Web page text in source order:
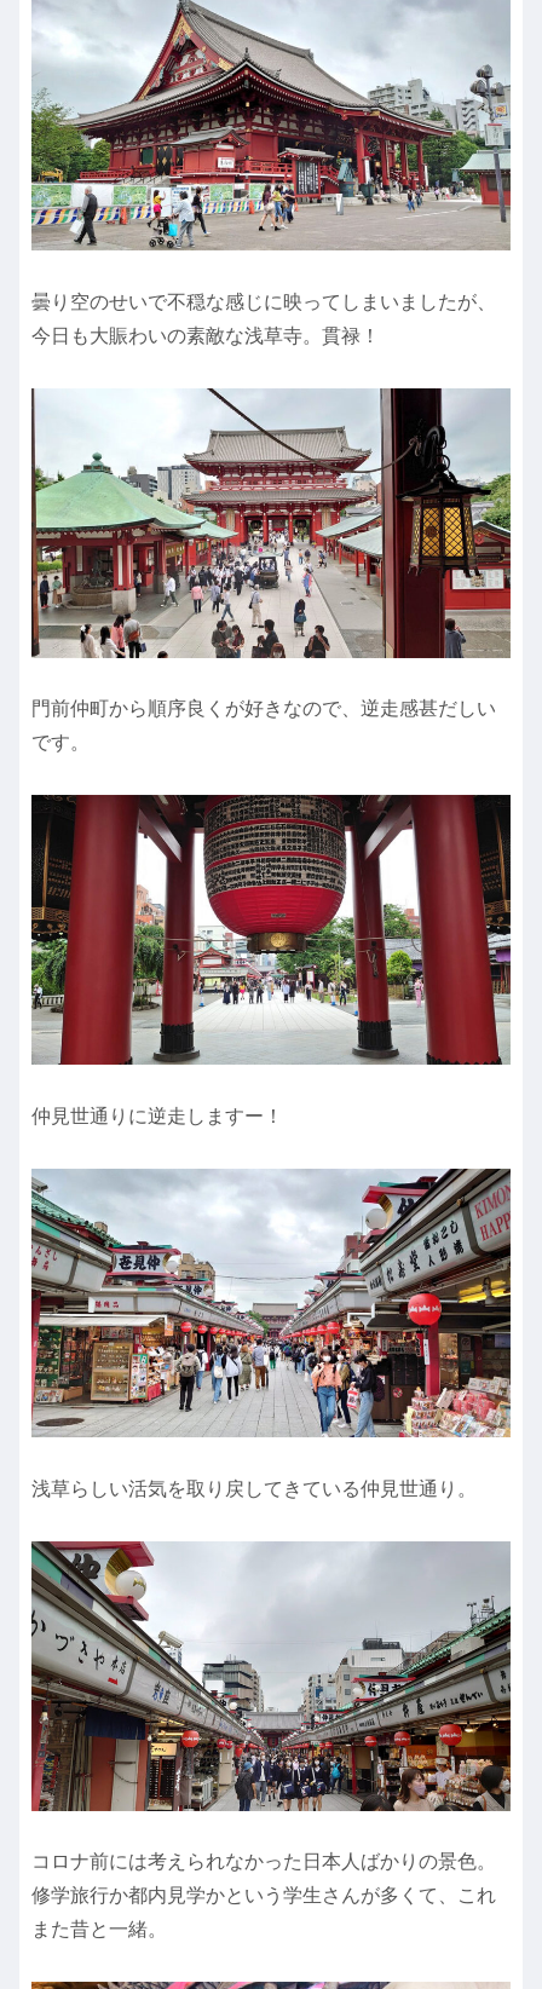
曇り空のせいで不穏な感じに映ってしまいましたが、
今日も大賑わいの素敵な浅草寺。貫禄！
門前仲町から順序良くが好きなので、逆走感甚だしい
です。
仲見世通りに逆走しますー！
浅草らしい活気を取り戻してきている仲見世通り。
コロナ前には考えられなかった日本人ばかりの景色。
修学旅行か都内見学かという学生さんが多くて、これ
また昔と一緒。